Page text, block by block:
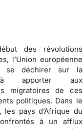
des révolutions
l’Union européenne
se déchirer sur la
apporter aux
migratoires de ces
politiques. Dans le
les pays d’Afrique du
à un afflux